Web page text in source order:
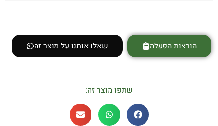
הוראות הפעלה שאלו אותנו על מוצר זה
שתפו מוצר זה: